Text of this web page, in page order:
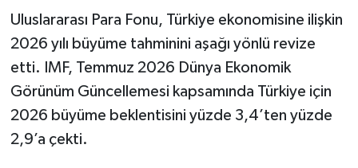
Uluslararası Para Fonu, Türkiye ekonomisine ilişkin
2026 yılı büyüme tahminini aşağı yönlü revize
etti. IMF, Temmuz 2026 Dünya Ekonomik
Görünüm Güncellemesi kapsamında Türkiye için
2026 büyüme beklentisini yüzde 3,4’ten yüzde
2,9’a çekti.